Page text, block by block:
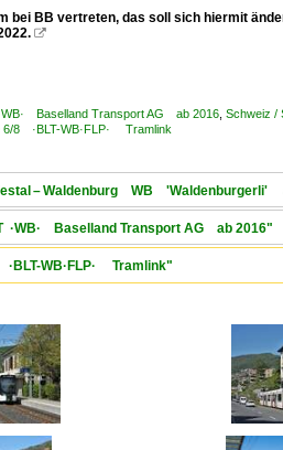
bei BB vertreten, das soll sich hiermit

Baselland Transport AG ab 2016 Schweiz
6/8 ·BLT-WB·FLP· Tramlink
– Waldenburg WB 'Waldenburgerli'
·WB· Baselland Transport AG ab 2016"
·BLT-WB·FLP· Tramlink"